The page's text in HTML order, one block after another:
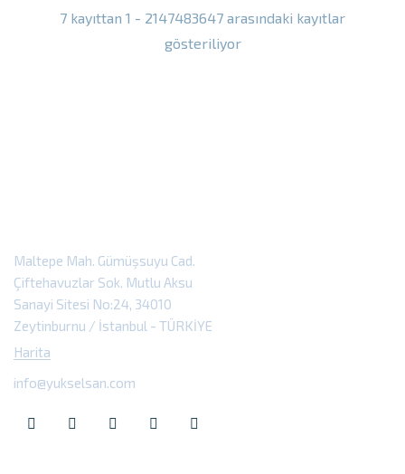
7 kayıttan 1 - 2147483647 arasındaki kayıtlar
gösteriliyor
Maltepe Mah. Gümüşsuyu Cad.
Çiftehavuzlar Sok. Mutlu Aksu
Sanayi Sitesi No:24, 34010
Zeytinburnu / İstanbul - TÜRKİYE
Harita
info@yukselsan.com